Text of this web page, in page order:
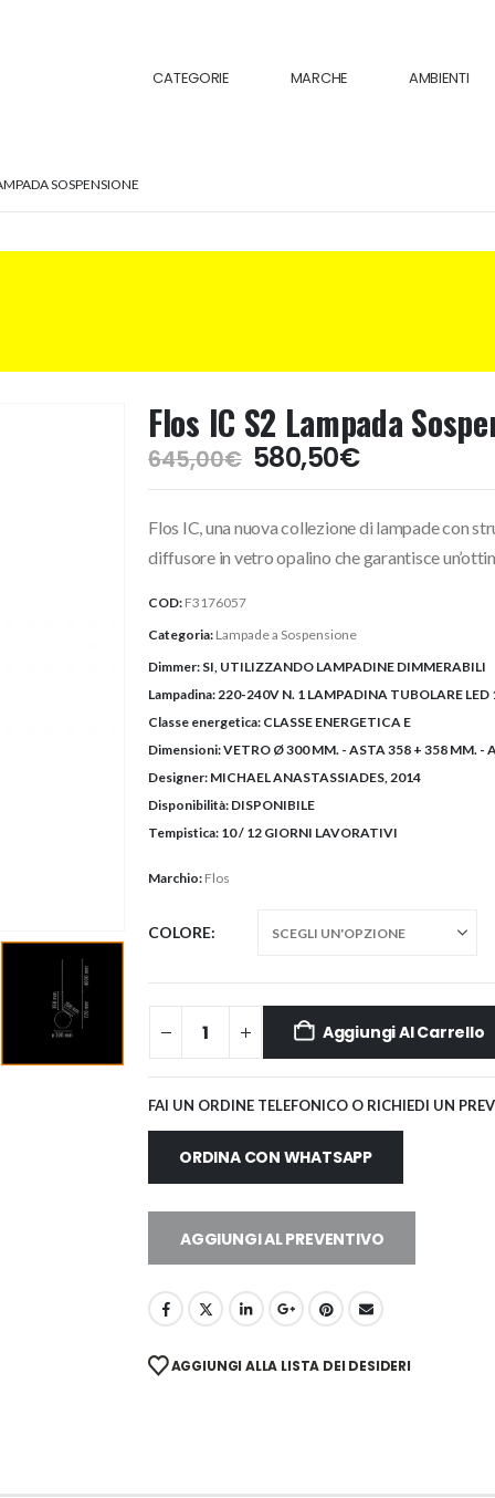
CATEGORIE MARCHE AMBIENTI
SOSPENSIONE
Flos IC S2 Lampada
645,00€ Il
prezzo
era:
645,00€.
580,50€Il
prezzo
è:
580,50€.
Flos IC, una nuova collezione di lampade con
diffusore in vetro opalino che garantisce
COD: F3176057
Categoria: Lampade a Sospensione
Dimmer: SI, UTILIZZANDO LAMPADINE DIMMERABILI
Lampadina: 220-240V N. 1 LAMPADINA TUBOLARE LED
Classe energetica: CLASSE ENERGETICA E
Dimensioni:VETRO Ø 300 MM. - ASTA 358 + 358 MM. -
Designer: MICHAEL ANASTASSIADES, 2014
Disponibilità: DISPONIBILE
Tempistica: 10 / 12 GIORNI LAVORATIVI
Marchio: Flos
COLORE
Aggiungi Al Carrello
FAI UN ORDINE TELEFONICO O RICHIEDI UN
ORDINA CON WHATSAPP
AGGIUNGI AL PREVENTIVO
AGGIUNGI ALLA LISTA DEI DESIDERI